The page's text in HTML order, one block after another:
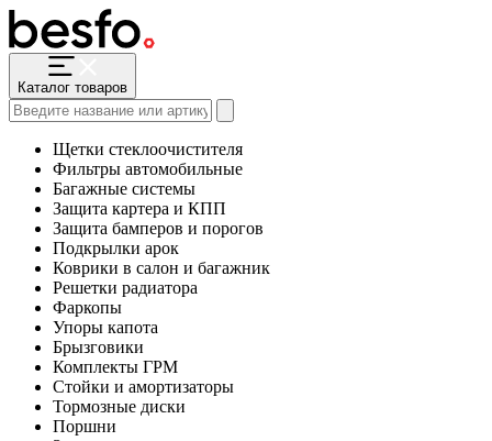
Каталог товаров
Щетки стеклоочистителя
Фильтры автомобильные
Багажные системы
Защита картера и КПП
Защита бамперов и порогов
Подкрылки арок
Коврики в салон и багажник
Решетки радиатора
Фаркопы
Упоры капота
Брызговики
Комплекты ГРМ
Стойки и амортизаторы
Тормозные диски
Поршни